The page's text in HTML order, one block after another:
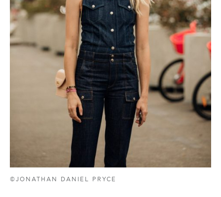
©JONATHAN DANIEL PRYCE